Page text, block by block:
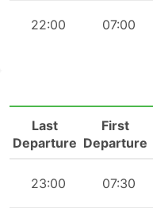
07:00
22:00
First
Departure
Last
Departure
07:30
23:00